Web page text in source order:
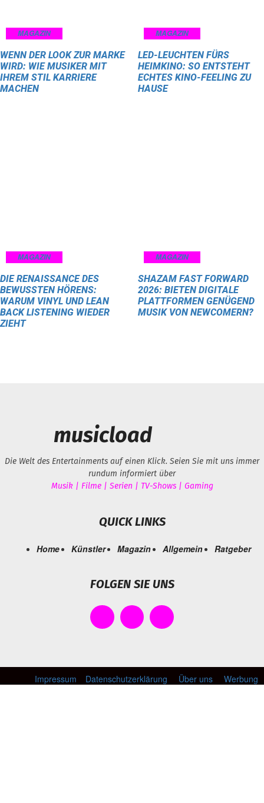
MAGAZIN
WENN DER LOOK ZUR MARKE
WIRD: WIE MUSIKER MIT
IHREM STIL KARRIERE
MACHEN
MAGAZIN
LED-LEUCHTEN FÜRS
HEIMKINO: SO ENTSTEHT
ECHTES KINO-FEELING ZU
HAUSE
MAGAZIN
DIE RENAISSANCE DES
BEWUSSTEN HÖRENS:
WARUM VINYL UND LEAN
BACK LISTENING WIEDER
ZIEHT
MAGAZIN
SHAZAM FAST FORWARD
2026: BIETEN DIGITALE
PLATTFORMEN GENÜGEND
MUSIK VON NEWCOMERN?
musicload
Die Welt des Entertainments auf einen Klick. Seien Sie mit uns immer
rundum informiert über
Musik | Filme | Serien | TV-Shows | Gaming
QUICK LINKS
Home Künstler Magazin Allgemein Ratgeber
FOLGEN SIE UNS
Impressum Datenschutzerklärung Über uns Werbung